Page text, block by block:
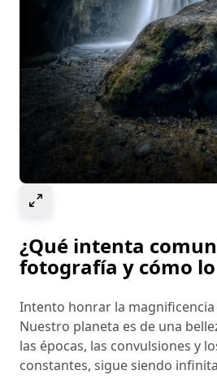
¿Qué intenta
fotografía y cómo
Intento honrar la magnificencia
Nuestro planeta es de una
las épocas, las convulsiones y
constantes, sigue siendo